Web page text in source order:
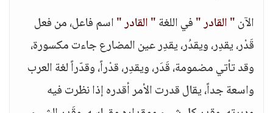
الآن" القادر "في اللغة" القادر "اسم فاعل، من فعل
قَدْر، يقدِر، ويقدُر، يقدِر عين المضارع جاءت مكسورة،
وقد تأتي مضمومة، قَدَر، ويقدِر، قدْراً، وقدّراً لغة العرب
واسعة جداً، يقال قدرت الأمر أقدره إذا نظرت فيه